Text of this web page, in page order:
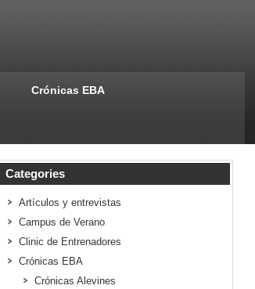
Crónicas EBA
Categories
Artículos y entrevistas
Campus de Verano
Clinic de Entrenadores
Crónicas EBA
Crónicas Alevines